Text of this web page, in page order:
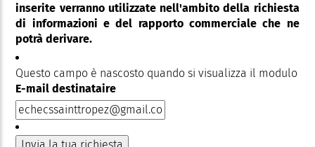
inserite verranno utilizzate nell'ambito della richiesta
di informazioni e del rapporto commerciale che ne
potrà derivare.
Questo campo è nascosto quando si visualizza il modulo
E-mail destinataire